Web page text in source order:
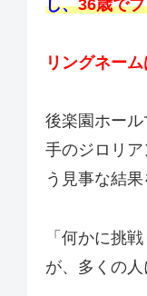
し、36歳で
リングネー
後楽園ホー
手のジロリ
う見事な結果
「何かに挑
が、多くの人